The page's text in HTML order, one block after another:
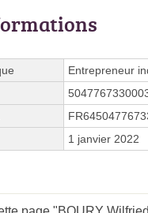
Entrepreneur
1 janvier 2022